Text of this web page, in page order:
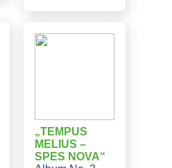
„TEMPUS
MELIUS –
SPES NOVA“